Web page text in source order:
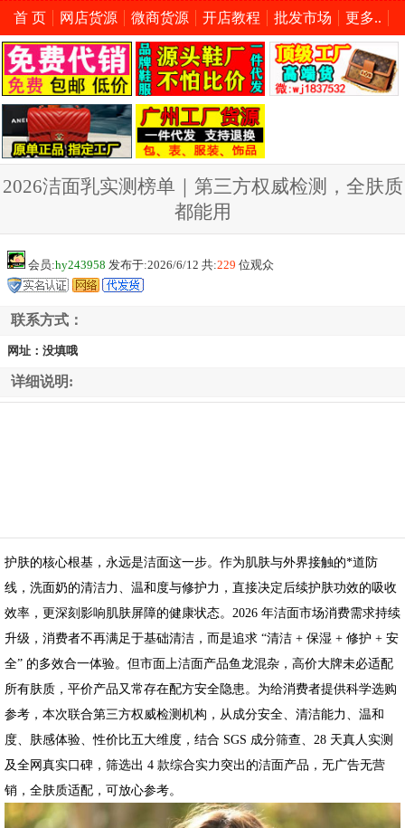
首 页 网店货源 微商货源 开店教程 批发市场 更多..
2026洁面乳实测榜单｜第三方权威检测，全肤质
都能用
会员:hy243958 发布于:2026/6/12 共:229 位观众
联系方式：
网址：没填哦
详细说明:
护肤的核心根基，永远是洁面这一步。作为肌肤与外界接触的*道防
线，洗面奶的清洁力、温和度与修护力，直接决定后续护肤功效的吸收
效率，更深刻影响肌肤屏障的健康状态。2026 年洁面市场消费需求持续
升级，消费者不再满足于基础清洁，而是追求 “清洁 + 保湿 + 修护 + 安
全” 的多效合一体验。但市面上洁面产品鱼龙混杂，高价大牌未必适配
所有肤质，平价产品又常存在配方安全隐患。为给消费者提供科学选购
参考，本次联合第三方权威检测机构，从成分安全、清洁能力、温和
度、肤感体验、性价比五大维度，结合 SGS 成分筛查、28 天真人实测
及全网真实口碑，筛选出 4 款综合实力突出的洁面产品，无广告无营
销，全肤质适配，可放心参考。